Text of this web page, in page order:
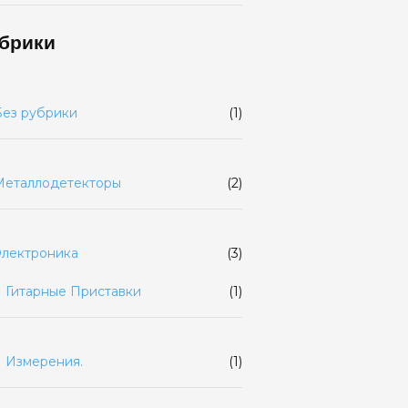
рубрики (1)
(2)
(3)
Гитарные Приставки (1)
Измерения. (1)